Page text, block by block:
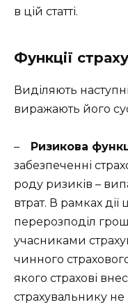
в цій статті.
Функції
Виділяють
виражають його
– Ризикова
забезпеченні
роду ризиків –
втрат. В рамках дії
перерозподіл
учасниками
чинного
якого страхові
страхувальнику